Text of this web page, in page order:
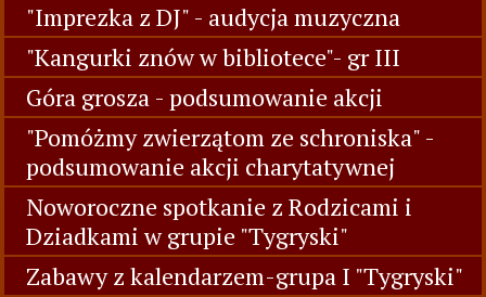
"Imprezka z DJ" - audycja muzyczna
"Kangurki znów w bibliotece"- gr III
Góra grosza - podsumowanie akcji
"Pomóżmy zwierzątom ze schroniska" -
podsumowanie akcji charytatywnej
Noworoczne spotkanie z Rodzicami i
Dziadkami w grupie "Tygryski"
Zabawy z kalendarzem-grupa I "Tygryski"